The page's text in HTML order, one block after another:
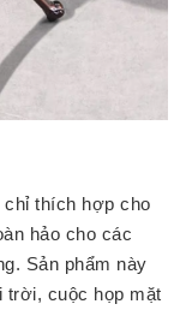
chỉ thích hợp cho
hảo cho các
Sản phẩm này
trời, cuộc họp mặt